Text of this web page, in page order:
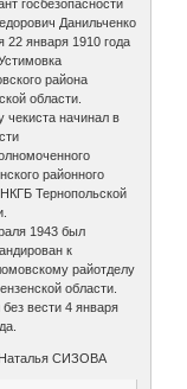
госбезопасности
Данильченко
22 января 1910 года
района
области.
чекиста начинал в
районного
Тернопольской
1943 был
к
райотделу
области.
вести 4 января
СИЗОВА